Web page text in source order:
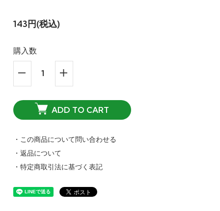
143円(税込)
購入数
ADD TO CART
・この商品について問い合わせる
・返品について
・特定商取引法に基づく表記